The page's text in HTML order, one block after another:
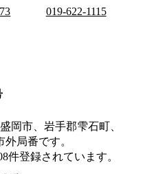
019-622-1115
岡市、岩手郡雫石町、
局番です。
件登録されています。